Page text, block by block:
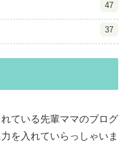
47
37
ている先輩ママのブログ
を入れていらっしゃいま